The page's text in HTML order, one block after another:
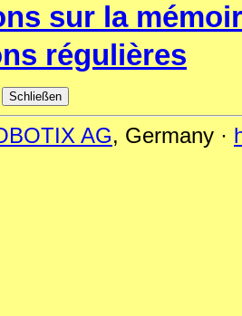
sur la
régulières
AG, Germany ·